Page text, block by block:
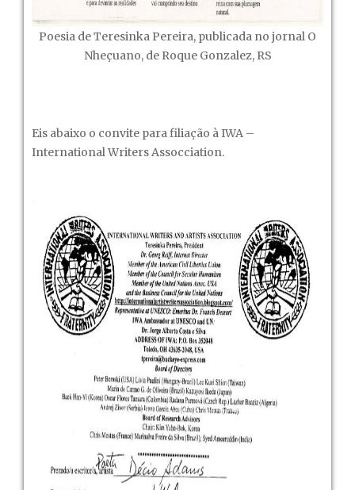
Poesia de Teresinka Pereira, publicada no jornal O
Nheçuano, de Roque Gonzalez, RS
Eis abaixo o convite para filiação à IWA –
International Writers Assocciation.